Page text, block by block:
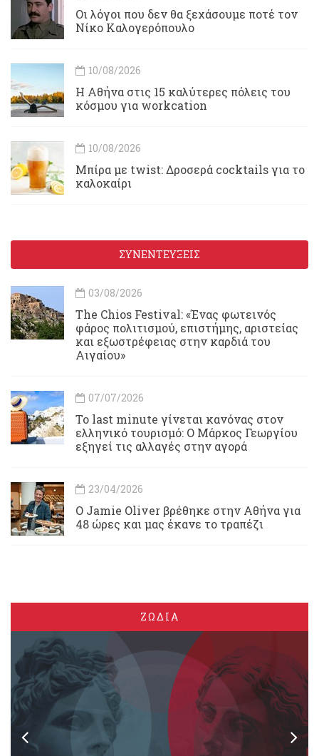
Οι λόγοι που δεν θα ξεχάσουμε ποτέ τον
Νίκο Καλογερόπουλο
10/08/2026
Η Αθήνα στις 15 καλύτερες πόλεις του
κόσμου για workcation
10/08/2026
Μπίρα με twist: Δροσερά cocktails για το
καλοκαίρι
ΣΥΝΕΝΤΕΥΞΕΙΣ
03/08/2026
Τhe Chios Festival: «Ένας φωτεινός
φάρος πολιτισμού, επιστήμης, αριστείας
και εξωστρέφειας στην καρδιά του
Αιγαίου»
07/07/2026
Το last minute γίνεται κανόνας στον
ελληνικό τουρισμό: Ο Μάρκος Γεωργίου
εξηγεί τις αλλαγές στην αγορά
23/04/2026
Ο Jamie Oliver βρέθηκε στην Αθήνα για
48 ώρες και μας έκανε το τραπέζι
ΖΩΔΙΑ